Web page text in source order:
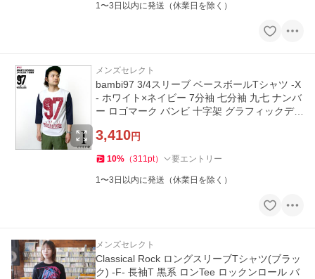
1〜3日以内に発送（休業日を除く）
メンズセレクト
bambi97 3/4スリーブ ベースボールTシャツ -X
- ホワイト×ネイビー 7分袖 七分袖 九七 ナンバ
ー ロゴマーク バンビ 十字架 グラフィックデザ
3,410円
10% （311pt） 要エントリー
1〜3日以内に発送（休業日を除く）
メンズセレクト
Classical Rock ロングスリーブTシャツ(ブラッ
ク) -F- 長袖T 黒系 ロンTee ロックンロール バ